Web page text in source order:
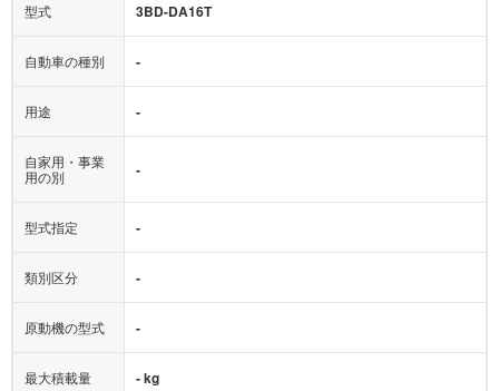
型式 3BD-DA16T
自動車の種別 -
用途 -
自家用・事業
用の別
-
型式指定 -
類別区分 -
原動機の型式 -
最大積載量 - kg